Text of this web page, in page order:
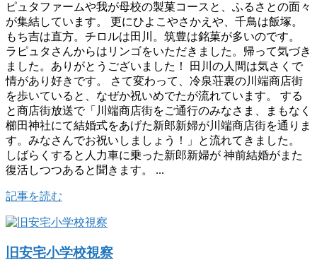
ピュタファームや我が母校の製菓コースと、ふるさとの面々
が集結しています。 更にひよこやさかえや、千鳥は飯塚。
もち吉は直方。チロルは田川。筑豊は銘菓が多いのです。
ラピュタさんからはリンゴをいただきました。帰って気づき
ました。ありがとうございました！ 田川の人間は気さくで
情があり好きです。 さて変わって、冷泉荘裏の川端商店街
を歩いていると、なぜか祝いめでたが流れています。 する
と商店街放送で「川端商店街をご通行のみなさま、まもなく
櫛田神社にて結婚式をあげた新郎新婦が川端商店街を通りま
す。みなさんでお祝いしましょう！」と流れてきました。
しばらくすると人力車に乗った新郎新婦が 神前結婚がまた
復活しつつあると聞きます。 ...
記事を読む
旧安宅小学校視察